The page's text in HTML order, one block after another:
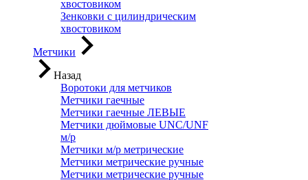
хвостовиком
Зенковки с цилиндрическим
хвостовиком
Метчики
Назад
Воротоки для метчиков
Метчики гаечные
Метчики гаечные ЛЕВЫЕ
Метчики дюймовые UNC/UNF
м/р
Метчики м/р метрические
Метчики метрические ручные
Метчики метрические ручные